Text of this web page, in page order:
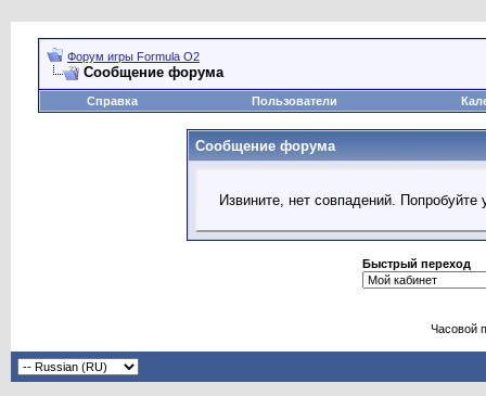
Форум игры Formula O2
Сообщение форума
Справка Пользователи
Сообщение форума
Извините, нет совпадений.
Быстрый переход
Часовой